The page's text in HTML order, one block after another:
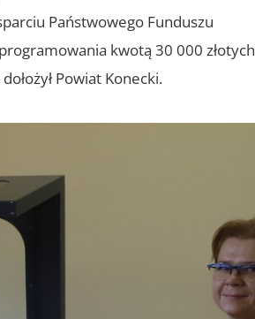
Państwowego Funduszu
kwotą 30 000 złotych
Powiat Konecki.